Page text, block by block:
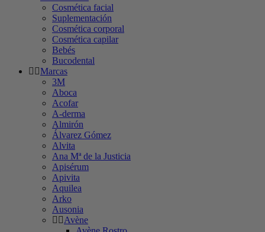
Cosmética facial
Suplementación
Cosmética corporal
Cosmética capilar
Bebés
Bucodental
Marcas
3M
Aboca
Acofar
A-derma
Almirón
Álvarez Gómez
Alvita
Ana Mª de la Justicia
Apisérum
Apivita
Aquilea
Arko
Ausonia
Avène